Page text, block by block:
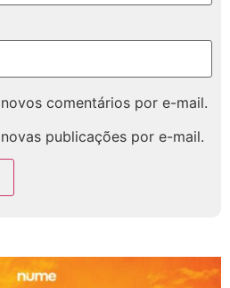
comentários por e-mail.
publicações por e-mail.